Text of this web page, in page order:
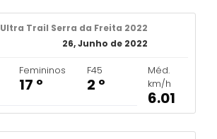
Ultra Trail Serra da Freita 2022
26, Junho de 2022
Femininos
17 º
F45
2 º
Méd.
km/h
6.01